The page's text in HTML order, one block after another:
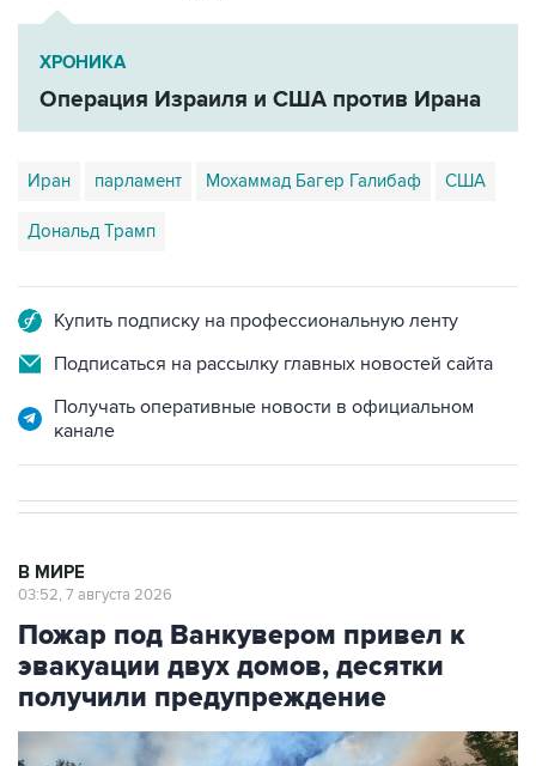
ХРОНИКА
Операция Израиля и США против Ирана
Иран парламент Мохаммад Багер Галибаф США
Дональд Трамп
Купить подписку на профессиональную ленту
Подписаться на рассылку главных новостей сайта
Получать оперативные новости в официальном
канале
В МИРЕ
03:52, 7 августа 2026
Пожар под Ванкувером привел к
эвакуации двух домов, десятки
получили предупреждение